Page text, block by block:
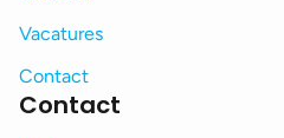
Vacatures
Contact
Contact